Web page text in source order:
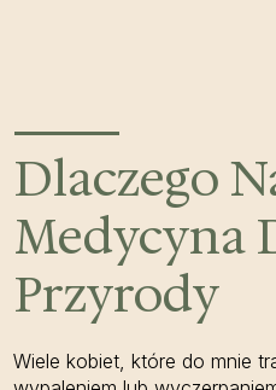
Dlaczego
Medycyna
Przyrody
Wiele kobiet, które do mnie